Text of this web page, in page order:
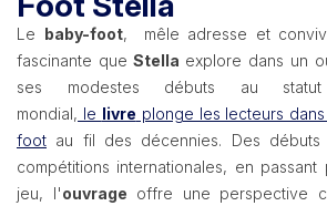
Le baby-foot, mêle adresse et
fascinante que Stella explore dans un
ses modestes débuts au
mondial, le livre plonge les lecteurs
foot au fil des décennies. Des
compétitions internationales, en
jeu, l'ouvrage offre une perspective